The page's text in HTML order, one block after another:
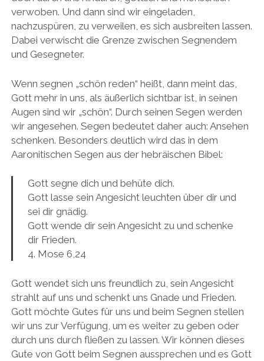
verwoben. Und dann sind wir eingeladen,
nachzuspüren, zu verweilen, es sich ausbreiten lassen.
Dabei verwischt die Grenze zwischen Segnendem
und Gesegneter.
Wenn segnen „schön reden“ heißt, dann meint das,
Gott mehr in uns, als äußerlich sichtbar ist, in seinen
Augen sind wir „schön“. Durch seinen Segen werden
wir angesehen. Segen bedeutet daher auch: Ansehen
schenken. Besonders deutlich wird das in dem
Aaronitischen Segen aus der hebräischen Bibel:
Gott segne dich und behüte dich.
Gott lasse sein Angesicht leuchten über dir und
sei dir gnädig.
Gott wende dir sein Angesicht zu und schenke
dir Frieden.
4. Mose 6,24
Gott wendet sich uns freundlich zu, sein Angesicht
strahlt auf uns und schenkt uns Gnade und Frieden.
Gott möchte Gutes für uns und beim Segnen stellen
wir uns zur Verfügung, um es weiter zu geben oder
durch uns durch fließen zu lassen. Wir können dieses
Gute von Gott beim Segnen aussprechen und es Gott